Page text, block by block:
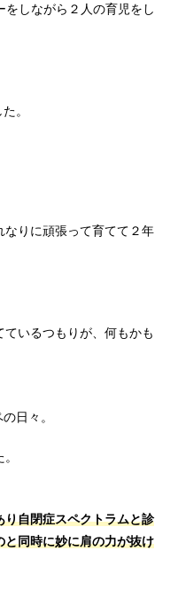
しながら２人の育児をし
。
りに頑張って育てて２年
ているつもりが、何もかも
日々。
り自閉症スペクトラムと診
同時に妙に肩の力が抜け